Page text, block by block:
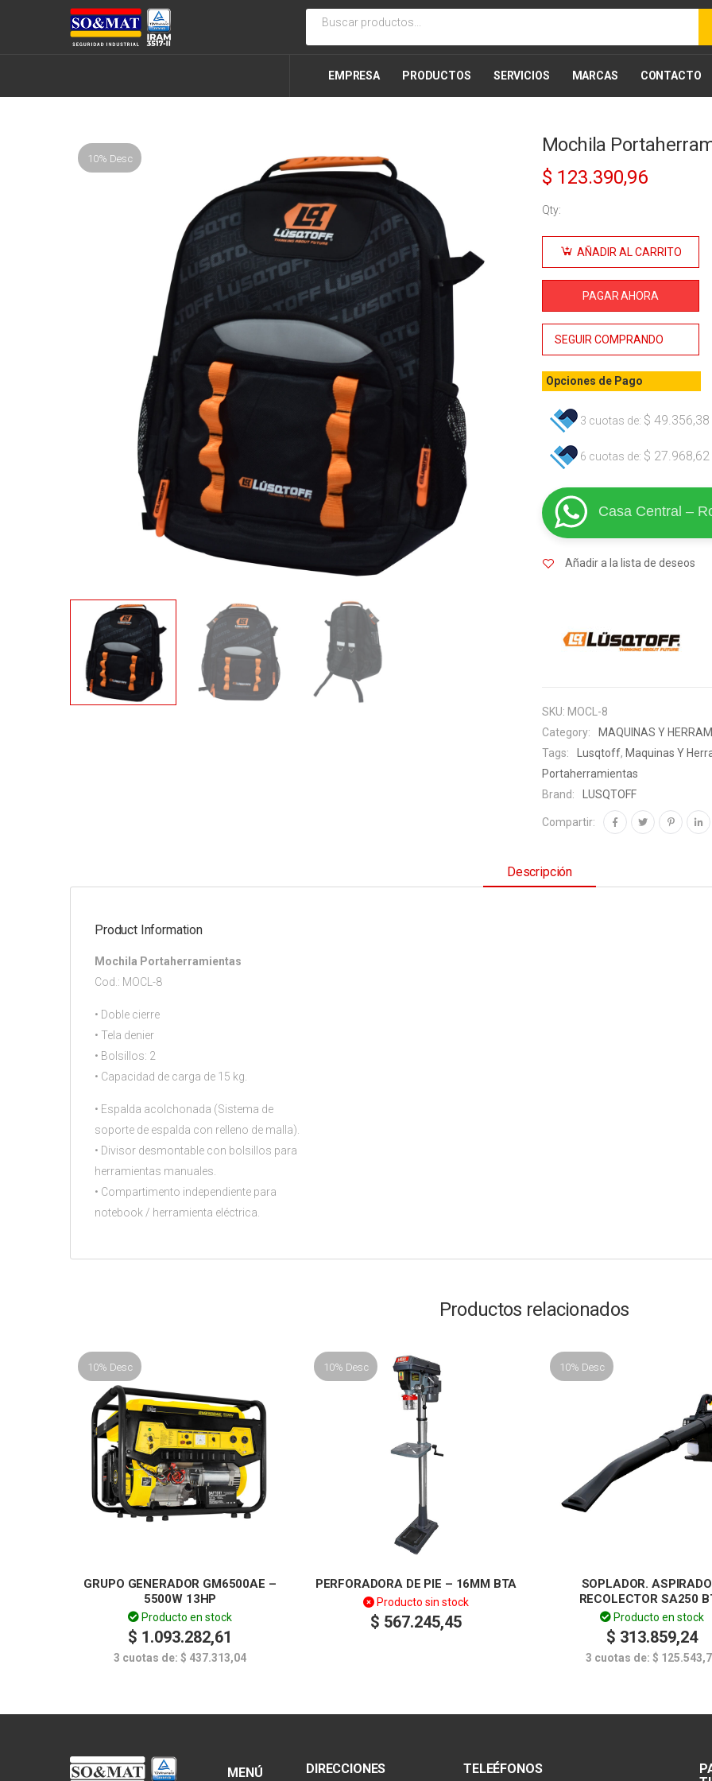
EMPRESA PRODUCTOS SERVICIOS MARCAS CONTACTO
10% Desc
Mochila
$ 123.390,96
Qty:
Mochila
Portaherramientas
cantidad
AÑADIR AL CARRITO
PAGAR AHORA
SEGUIR COMPRANDO
Opciones de Pago
3 cuotas de: $ 49.356,38
6 cuotas de: $ 27.968,62
Casa Central –
Añadir a la lista de deseos
SKU: MOCL-8
Category:
MAQUINAS Y
Tags:
Lusqtoff, Maquinas Y
Portaherramientas
Brand:
LUSQTOFF
Compartir:
Descripción
Product Information
Mochila Portaherramientas
Cod.: MOCL-8
• Doble cierre
• Tela denier
• Bolsillos: 2
• Capacidad de carga de 15 kg.
• Espalda acolchonada (Sistema de
soporte de espalda con relleno de malla).
• Divisor desmontable con bolsillos para
herramientas manuales.
• Compartimento independiente para
notebook / herramienta eléctrica.
Productos relacionados
10% Desc
GRUPO GENERADOR GM6500AE –
5500W 13HP
Producto en stock
$ 1.093.282,61
3 cuotas de: $ 437.313,04
10% Desc
PERFORADORA DE PIE – 16MM BTA
Producto sin stock
$ 567.245,45
10% Desc
SOPLADOR.
RECOLECTOR SA250
Producto en stock
$ 313.859,24
3 cuotas de: $
MENÚ DIRECCIONES TELEÉFONOS